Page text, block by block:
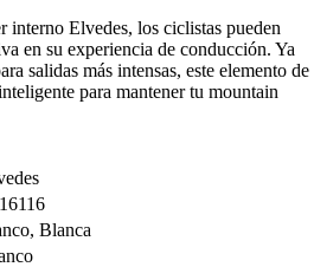
Elvedes, los ciclistas pueden
en su experiencia de conducción. Ya
salidas más intensas, este elemento de
para mantener tu mountain
Blanca